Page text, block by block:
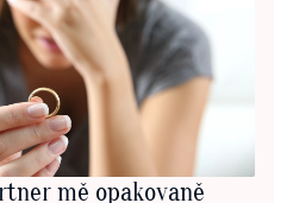
mě opakovaně